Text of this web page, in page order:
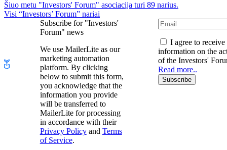
Šiuo metu "Investors' Forum" asociacija turi 89 narius.
Visi “Investors’ Forum” nariai
Subscribe for "Investors'
Forum" news
We use MailerLite as our
marketing automation
platform. By clicking
below to submit this form,
you acknowledge that the
information you provide
will be transferred to
MailerLite for processing
in accordance with their
Privacy Policyand Terms
of Service.
I agree to receive
information on the
of the Investors'
Read more..
Subscribe